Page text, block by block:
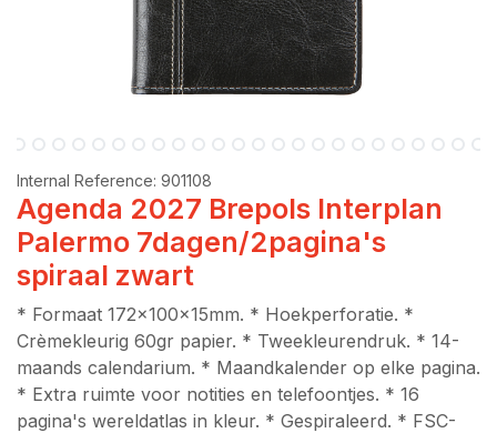
Internal Reference: 901108
Agenda 2027 Brepols Interplan
Palermo 7dagen/2pagina's
spiraal zwart
* Formaat 172x100x15mm. * Hoekperforatie. *
Crèmekleurig 60gr papier. * Tweekleurendruk. * 14-
maands calendarium. * Maandkalender op elke pagina.
* Extra ruimte voor notities en telefoontjes. * 16
pagina's wereldatlas in kleur. * Gespiraleerd. * FSC-